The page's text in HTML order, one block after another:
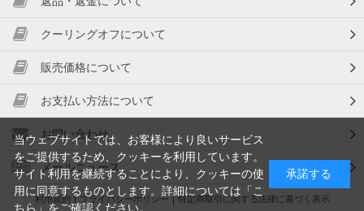
クーリングオフについて
販売価格について
お支払い方法について
お問い合わせ
メールニュース
利用規約 プライバシーポリシー 特定商取引に関する法律に基づく表示
当ウェブサイトでは、お客様により良いサービス
をご提供するため、クッキーを利用しています。
サイト利用を継続することにより、クッキーの使
用に同意するものとします。詳細については「 こ
ちら 」をご確認ください。
承諾する